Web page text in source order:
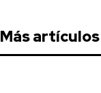
Más artículos